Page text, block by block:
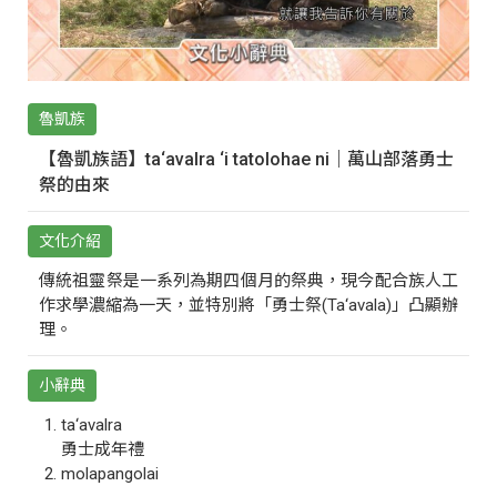
魯凱族
【魯凱族語】ta‘avalra ‘i tatolohae ni｜萬山部落勇士
祭的由來
文化介紹
傳統祖靈祭是一系列為期四個月的祭典，現今配合族人工
作求學濃縮為一天，並特別將「勇士祭(Ta‘avala)」凸顯辦
理。
小辭典
ta‘avalra
勇士成年禮
molapangolai